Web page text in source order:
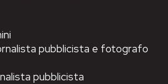
pubblicista e fotografo
pubblicista